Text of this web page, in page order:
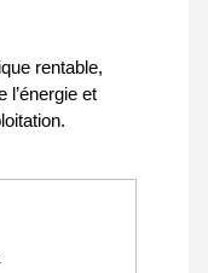
rentable,
l’énergie et